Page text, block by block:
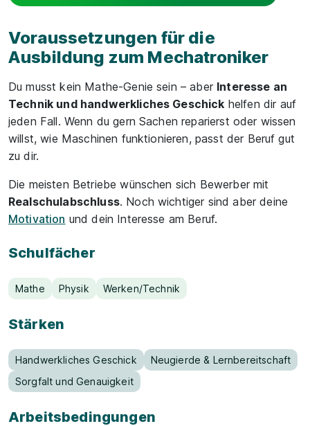
Voraussetzungen für die
Ausbildung zum Mechatroniker
Du musst kein Mathe-Genie sein – aber Interesse an
Technik und handwerkliches Geschick helfen dir auf
jeden Fall. Wenn du gern Sachen reparierst oder wissen
willst, wie Maschinen funktionieren, passt der Beruf gut
zu dir.
Die meisten Betriebe wünschen sich Bewerber mit
Realschulabschluss. Noch wichtiger sind aber deine
Motivation und dein Interesse am Beruf.
Schulfächer
Mathe Physik Werken/Technik
Stärken
Handwerkliches Geschick
Neugierde & Lernbereitschaft
Sorgfalt und Genauigkeit
Arbeitsbedingungen